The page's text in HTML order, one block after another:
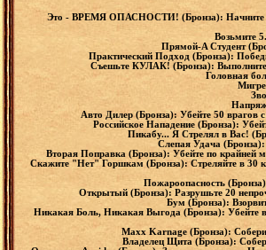
Это - ВРЕМЯ ОПАСНОСТИ! (Бронза): Начните
Возьмите
Прямой-A Студент
Практический Подход (Бронза):
Съешьте КУЛАК! (Бронза): Выполните
Головная
Авто Дилер (Бронза): Убейте 50
Российское Нападение (Бронза):
Пикабу... Я Стрелял в Вас!
Слепая Удача
Вторая Поправка (Бронза): Убейте по крайней
Скажите "Нет" Горшкам (Бронза): Стреляйте в 30
Пожароопасность
Открытый (Бронза): Разрушьте 20
Бум (Бронза):
Никакая Боль, Никакая Выгода (Бронза): Убейте
Maxx Karnage (Бронза):
Владелец Щита (Бронза):